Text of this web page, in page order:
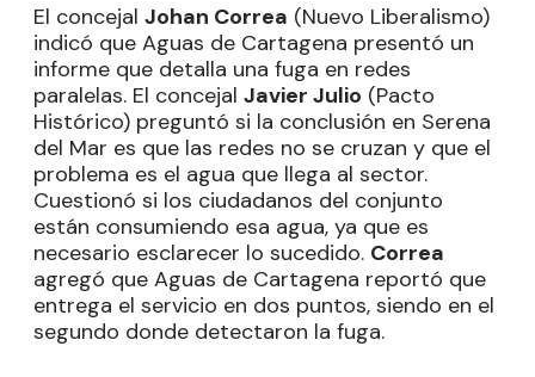
El concejal Johan Correa (Nuevo Liberalismo)
indicó que Aguas de Cartagena presentó un
informe que detalla una fuga en redes
paralelas. El concejal Javier Julio (Pacto
Histórico) preguntó si la conclusión en Serena
del Mar es que las redes no se cruzan y que el
problema es el agua que llega al sector.
Cuestionó si los ciudadanos del conjunto
están consumiendo esa agua, ya que es
necesario esclarecer lo sucedido. Correa
agregó que Aguas de Cartagena reportó que
entrega el servicio en dos puntos, siendo en el
segundo donde detectaron la fuga.